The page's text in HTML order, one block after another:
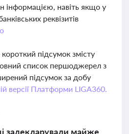
інформацією, навіть якщо у
реквізитів
підсумок змісту
список першоджерел з
підсумок за добу
версії Платформи LIGA360.
задекларували майже